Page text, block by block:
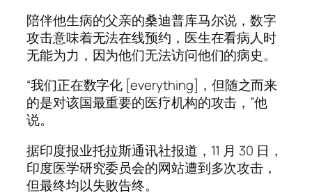
陪伴他生病的父亲的桑迪普库马尔说，数字
攻击意味着无法在线预约，医生在看病人时
无能为力，因为他们无法访问他们的病史。
“我们正在数字化 [everything]，但随之而来
的是对该国最重要的医疗机构的攻击，”他
说。
据印度报业托拉斯通讯社报道，11 月 30 日，
印度医学研究委员会的网站遭到多次攻击，
但最终均以失败告终。